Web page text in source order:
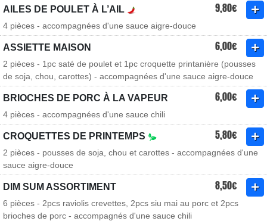
AILES DE POULET À L’AIL 9,80€
4 pièces - accompagnées d'une sauce aigre-douce
ASSIETTE MAISON 6,00€
2 pièces - 1pc saté de poulet et 1pc croquette printanière (pousses
de soja, chou, carottes) - accompagnées d'une sauce aigre-douce
BRIOCHES DE PORC À LA VAPEUR 6,00€
4 pièces - accompagnées d'une sauce chili
CROQUETTES DE PRINTEMPS 5,80€
2 pièces - pousses de soja, chou et carottes - accompagnées d'une
sauce aigre-douce
DIM SUM ASSORTIMENT 8,50€
6 pièces - 2pcs raviolis crevettes, 2pcs siu mai au porc et 2pcs
brioches de porc - accompagnés d'une sauce chili